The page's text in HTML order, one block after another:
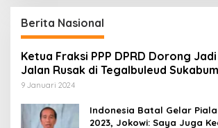
Berita Nasional
Ketua Fraksi PPP DPRD Dorong
Jalan Rusak di Tegalbuleud
9 Januari 2024
Indonesia Batal Gelar Piala
2023, Jokowi: Saya Juga